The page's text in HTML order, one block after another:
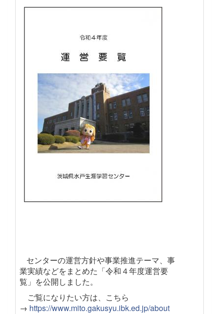
センターの運営方針や事業推進テーマ、事
業実績などをまとめた「令和４年度運営要
覧」を公開しました。
ご覧になりたい方は、こちら
→ https://www.mito.gakusyu.ibk.ed.jp/about